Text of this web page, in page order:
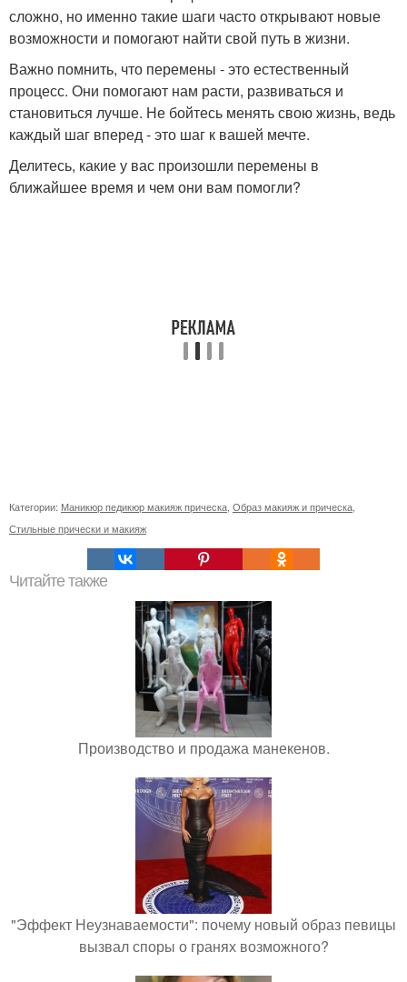
сложно, но именно такие шаги часто открывают новые
возможности и помогают найти свой путь в жизни.
Важно помнить, что перемены - это естественный
процесс. Они помогают нам расти, развиваться и
становиться лучше. Не бойтесь менять свою жизнь, ведь
каждый шаг вперед - это шаг к вашей мечте.
Делитесь, какие у вас произошли перемены в
ближайшее время и чем они вам помогли?
Категории: Маникюр педикюр макияж прическа Образ макияж и прическа
Стильные прически и макияж
Читайте также
Производство и продажа манекенов.
"Эффект Неузнаваемости": почему новый образ певицы
вызвал споры о гранях возможного?